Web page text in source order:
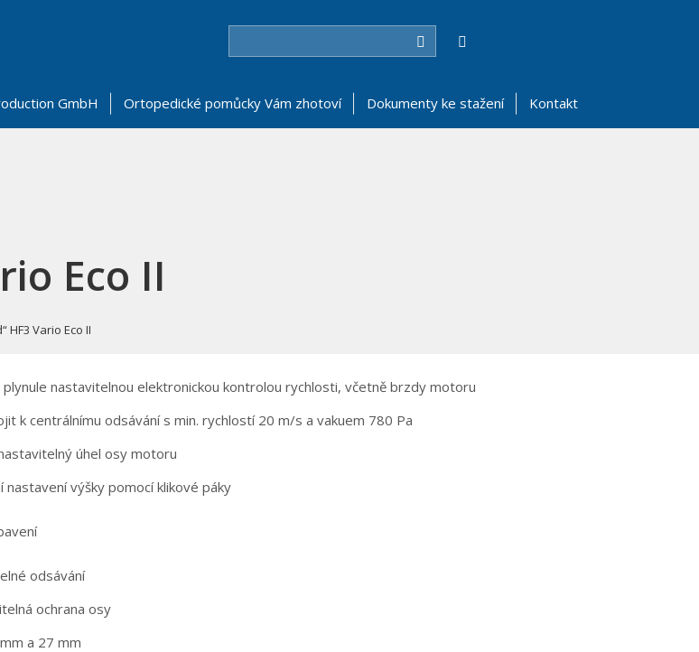
Hledat
GmbH Ortopedické pomůcky Vám zhotoví Dokumenty ke stažení Kontakt
Eco II
HF3 Vario Eco II
nastavitelnou elektronickou kontrolou rychlosti, včetně brzdy motoru
k centrálnímu odsávání s min. rychlostí 20 m/s a vakuem 780 Pa
úhel osy motoru
nastavení výšky pomocí klikové páky
odsávání
ochrana osy
a 27 mm